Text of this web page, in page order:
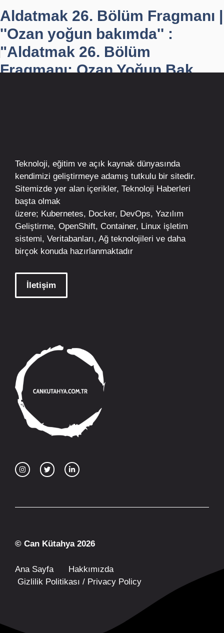
Aldatmak 26. Bölüm Fragmanı |
''Ozan yoğun bakımda'' :
"Aldatmak 26. Bölüm
Fragmanı: Ozan Yoğun Bak...
Teknoloji, eğitim ve açık kaynak dünyasında
kendimizi geliştirmeye adamış tutkulu bir sitedir.
Sitemizde yer alan içerikler, Teknoloji Haberleri
başta olmak
üzere; Kubernetes, Docker, DevOps, Yazılım
Geliştirme, OpenShift, Container, Linux işletim
sistemi, Veritabanları, Ağ teknolojileri ve daha
birçok konuda hazırlanmaktadır
İletişim
© Can Kütahya 2026
Ana Sayfa
Hakkımızda
Gizlilik Politikası / Privacy Policy